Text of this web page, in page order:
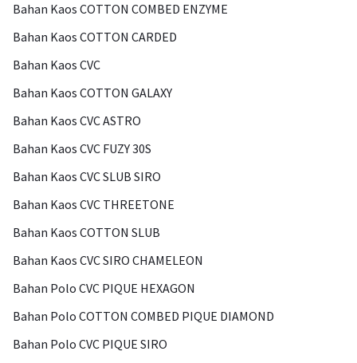
Bahan Kaos COTTON COMBED ENZYME
Bahan Kaos COTTON CARDED
Bahan Kaos CVC
Bahan Kaos COTTON GALAXY
Bahan Kaos CVC ASTRO
Bahan Kaos CVC FUZY 30S
Bahan Kaos CVC SLUB SIRO
Bahan Kaos CVC THREETONE
Bahan Kaos COTTON SLUB
Bahan Kaos CVC SIRO CHAMELEON
Bahan Polo CVC PIQUE HEXAGON
Bahan Polo COTTON COMBED PIQUE DIAMOND
Bahan Polo CVC PIQUE SIRO